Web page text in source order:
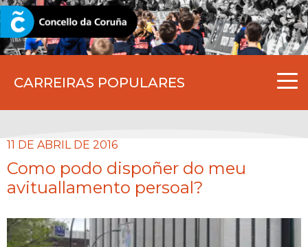
CARREIRAS POPULARES
CORUNA.GAL
11 DE ABRIL DE 2016
Como podo dispoñer do meu
avituallamento persoal?